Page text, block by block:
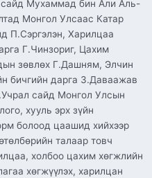
сайд Мухаммад бин Али Аль-
Монгол Улсаас Катар
П.Сэргэлэн, Харилцаа
Г.Чинзориг, Цахим
зөвлөх Г.Дашням, Элчин
бичгийн дарга З.Даваажав
сайд Монгол Улсын
хууль эрх зүйн
болоод цаашид хийхээр
талаар товч
холбоо цахим хөгжлийн
хөгжүүлэх, харилцан